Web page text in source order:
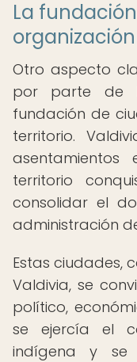
La
Otro aspecto
por parte de
fundación de
territorio.
territorio
consolidar el
administración
Estas ciudades,
Valdivia, se
político,
se ejercía el
indígena y se